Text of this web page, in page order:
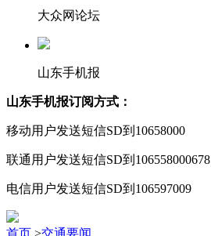
大众网论坛
山东手机报
山东手机报订阅方式：
移动用户发送短信SD到10658000
联通用户发送短信SD到106558000678
电信用户发送短信SD到106597009
首页 >交通要闻